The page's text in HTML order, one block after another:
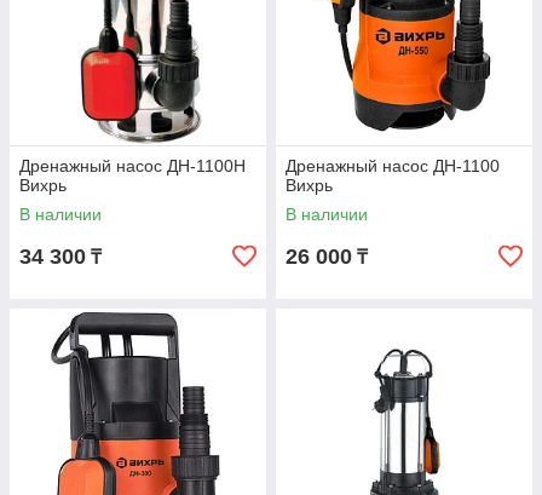
Дренажный насос ДН-1100Н
Вихрь
В наличии
34 300 ₸
Дренажный насос ДН-1100
Вихрь
В наличии
26 000 ₸